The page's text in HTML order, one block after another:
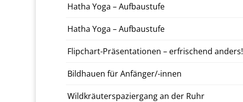
Hatha Yoga – Auf­baustufe
Hatha Yoga – Auf­baustufe
Flipchart-Präsen­ta­tio­nen – er­frischend anders!
Bild­hauen für An­fänger/-in­nen
Wild­kräuterspazier­gang an der Ruhr